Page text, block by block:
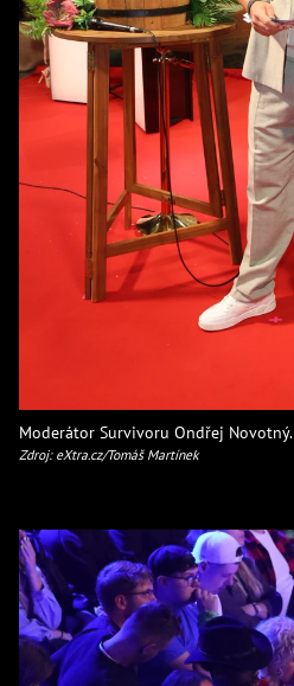
Moderátor Survivoru Ondřej Novotný.
Zdroj: eXtra.cz/Tomáš Martínek